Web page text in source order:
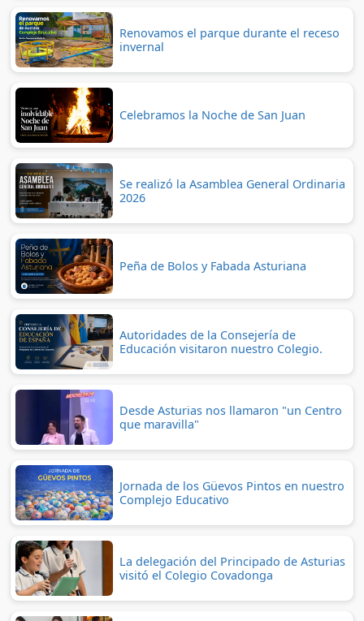
Renovamos el parque durante el receso
invernal
Celebramos la Noche de San Juan
Se realizó la Asamblea General Ordinaria
2026
Peña de Bolos y Fabada Asturiana
Autoridades de la Consejería de
Educación visitaron nuestro Colegio.
Desde Asturias nos llamaron "un Centro
que maravilla"
Jornada de los Güevos Pintos en nuestro
Complejo Educativo
La delegación del Principado de Asturias
visitó el Colegio Covadonga